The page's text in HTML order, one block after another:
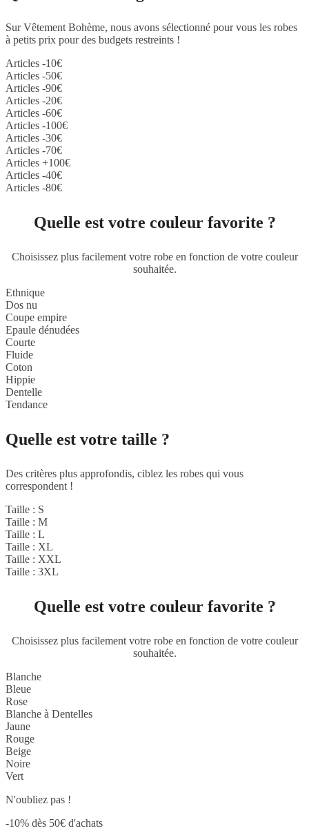
Sur Vêtement Bohème, nous avons sélectionné pour vous les robes
à petits prix pour des budgets restreints !
Articles -10€
Articles -50€
Articles -90€
Articles -20€
Articles -60€
Articles -100€
Articles -30€
Articles -70€
Articles +100€
Articles -40€
Articles -80€
Quelle est votre couleur favorite ?
Choisissez plus facilement votre robe en fonction de votre couleur
souhaitée.
Ethnique
Dos nu
Coupe empire
Epaule dénudées
Courte
Fluide
Coton
Hippie
Dentelle
Tendance
Quelle est votre taille ?
Des critères plus approfondis, ciblez les robes qui vous
correspondent !
Taille : S
Taille : M
Taille : L
Taille : XL
Taille : XXL
Taille : 3XL
Quelle est votre couleur favorite ?
Choisissez plus facilement votre robe en fonction de votre couleur
souhaitée.
Blanche
Bleue
Rose
Blanche à Dentelles
Jaune
Rouge
Beige
Noire
Vert
N'oubliez pas !
-10% dès 50€ d'achats